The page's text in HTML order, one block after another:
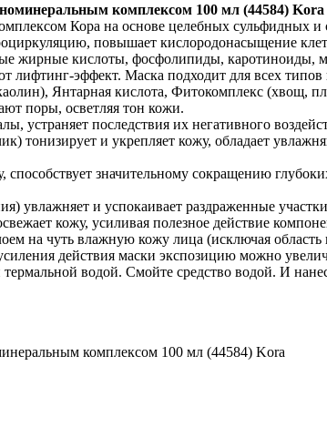
комплексом 100 мл (44584) Kora
Кора на основе целебных сульфидных
повышает кислородонасыщение
жирные кислоты, фосфолипиды, каротиноиды,
лифтинг-эффект. Маска подходит для всех
Янтарная кислота, Фитокомплекс
поры, осветляя тон кожи.
устраняет последствия их негативного
тонизирует и укрепляет кожу, обладает
способствует значительному сокращению
увлажняет и успокаивает раздраженные
кожу, усиливая полезное действие
на чуть влажную кожу лица (исключая
действия маски экспозицию можно
водой. Смойте средство водой. И
комплексом 100 мл (44584) Kora